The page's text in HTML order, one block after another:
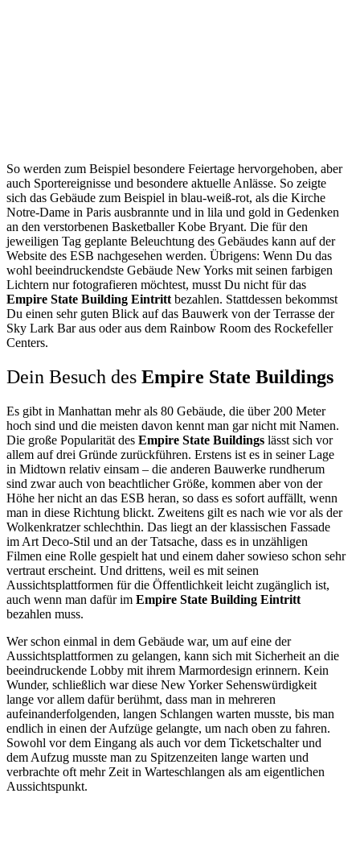
So werden zum Beispiel besondere Feiertage hervorgehoben, aber
auch Sportereignisse und besondere aktuelle Anlässe. So zeigte
sich das Gebäude zum Beispiel in blau-weiß-rot, als die Kirche
Notre-Dame in Paris ausbrannte und in lila und gold in Gedenken
an den verstorbenen Basketballer Kobe Bryant. Die für den
jeweiligen Tag geplante Beleuchtung des Gebäudes kann auf der
Website des ESB nachgesehen werden. Übrigens: Wenn Du das
wohl beeindruckendste Gebäude New Yorks mit seinen farbigen
Lichtern nur fotografieren möchtest, musst Du nicht für das
Empire State Building Eintritt bezahlen. Stattdessen bekommst
Du einen sehr guten Blick auf das Bauwerk von der Terrasse der
Sky Lark Bar aus oder aus dem Rainbow Room des Rockefeller
Centers.
Dein Besuch des Empire State Buildings
Es gibt in Manhattan mehr als 80 Gebäude, die über 200 Meter
hoch sind und die meisten davon kennt man gar nicht mit Namen.
Die große Popularität des Empire State Buildings lässt sich vor
allem auf drei Gründe zurückführen. Erstens ist es in seiner Lage
in Midtown relativ einsam – die anderen Bauwerke rundherum
sind zwar auch von beachtlicher Größe, kommen aber von der
Höhe her nicht an das ESB heran, so dass es sofort auffällt, wenn
man in diese Richtung blickt. Zweitens gilt es nach wie vor als der
Wolkenkratzer schlechthin. Das liegt an der klassischen Fassade
im Art Deco-Stil und an der Tatsache, dass es in unzähligen
Filmen eine Rolle gespielt hat und einem daher sowieso schon sehr
vertraut erscheint. Und drittens, weil es mit seinen
Aussichtsplattformen für die Öffentlichkeit leicht zugänglich ist,
auch wenn man dafür im Empire State Building Eintritt
bezahlen muss.
Wer schon einmal in dem Gebäude war, um auf eine der
Aussichtsplattformen zu gelangen, kann sich mit Sicherheit an die
beeindruckende Lobby mit ihrem Marmordesign erinnern. Kein
Wunder, schließlich war diese New Yorker Sehenswürdigkeit
lange vor allem dafür berühmt, dass man in mehreren
aufeinanderfolgenden, langen Schlangen warten musste, bis man
endlich in einen der Aufzüge gelangte, um nach oben zu fahren.
Sowohl vor dem Eingang als auch vor dem Ticketschalter und
dem Aufzug musste man zu Spitzenzeiten lange warten und
verbrachte oft mehr Zeit in Warteschlangen als am eigentlichen
Aussichtspunkt.